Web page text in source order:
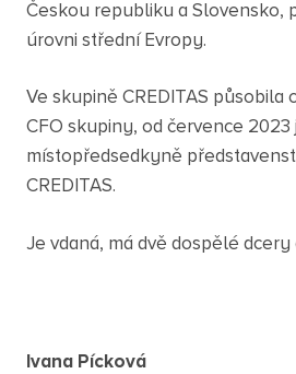
Českou republiku a Slovensko,
úrovni střední Evropy.
Ve skupině CREDITAS působila
CFO skupiny, od července 2023
místopředsedkyně
CREDITAS.
Je vdaná, má dvě dospělé dcery
Ivana Pícková